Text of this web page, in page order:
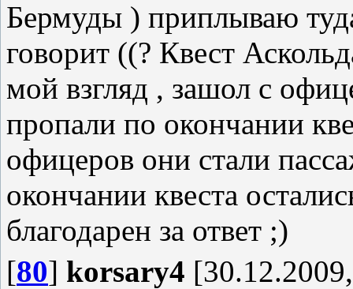
Бермуды ) приплываю
говорит ((? Квест
мой взгляд , зашол с
пропали по окончании
офицеров они стали
окончании квеста
благодарен за ответ ;)
[80] korsary4